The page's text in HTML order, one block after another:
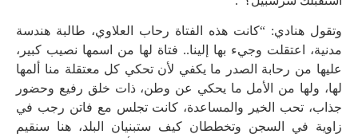
وتقول هنادي: “كانت هذه الفتاة رحاب العلاوي، طالبة هندسة
مدنية، اعتقلت وجيء بها إلينا.. فتاة لها من اسمها نصيب كبير،
عليها من رحابة الصدر ما يكفي لأن تحكي كل معتقلة منا ألمها
لها، ولها من الأمل ما يحكي عن وطن، ذات خلق رفيع وحضور
جذاب، تحب الخير والمساعدة، كانت تجلس مع فاتن رجب في
زاوية في السجن وتخططان كيف ستبنيان البلد، هنا سنقيم